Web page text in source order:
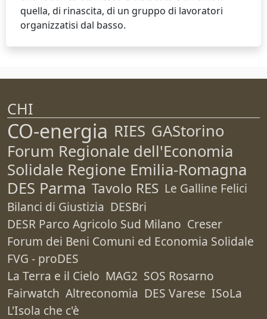
quella, di rinascita, di un gruppo di lavoratori
organizzatisi dal basso.
CHI
CO-energia RIES GAStorino
Forum Regionale dell'Economia
Solidale Regione Emilia-Romagna
DES Parma Tavolo RES Le Galline Felici
Bilanci di Giustizia DESBri
DESR Parco Agricolo Sud Milano Creser
Forum dei Beni Comuni ed Economia Solidale
FVG - proDES
La Terra e il Cielo MAG2 SOS Rosarno
Fairwatch Altreconomia DES Varese ISoLa
L'Isola che c'è